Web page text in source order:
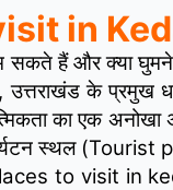
visit in
हैं और क्या
के प्रमुख
का एक अनोखा
स्थल
to visit in